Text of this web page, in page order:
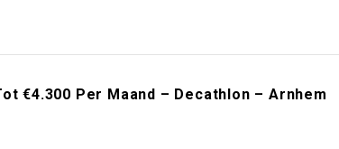
€4.300 Per Maand – Decathlon – Arnhem